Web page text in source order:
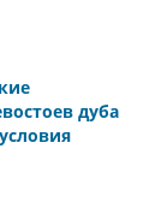
дуба